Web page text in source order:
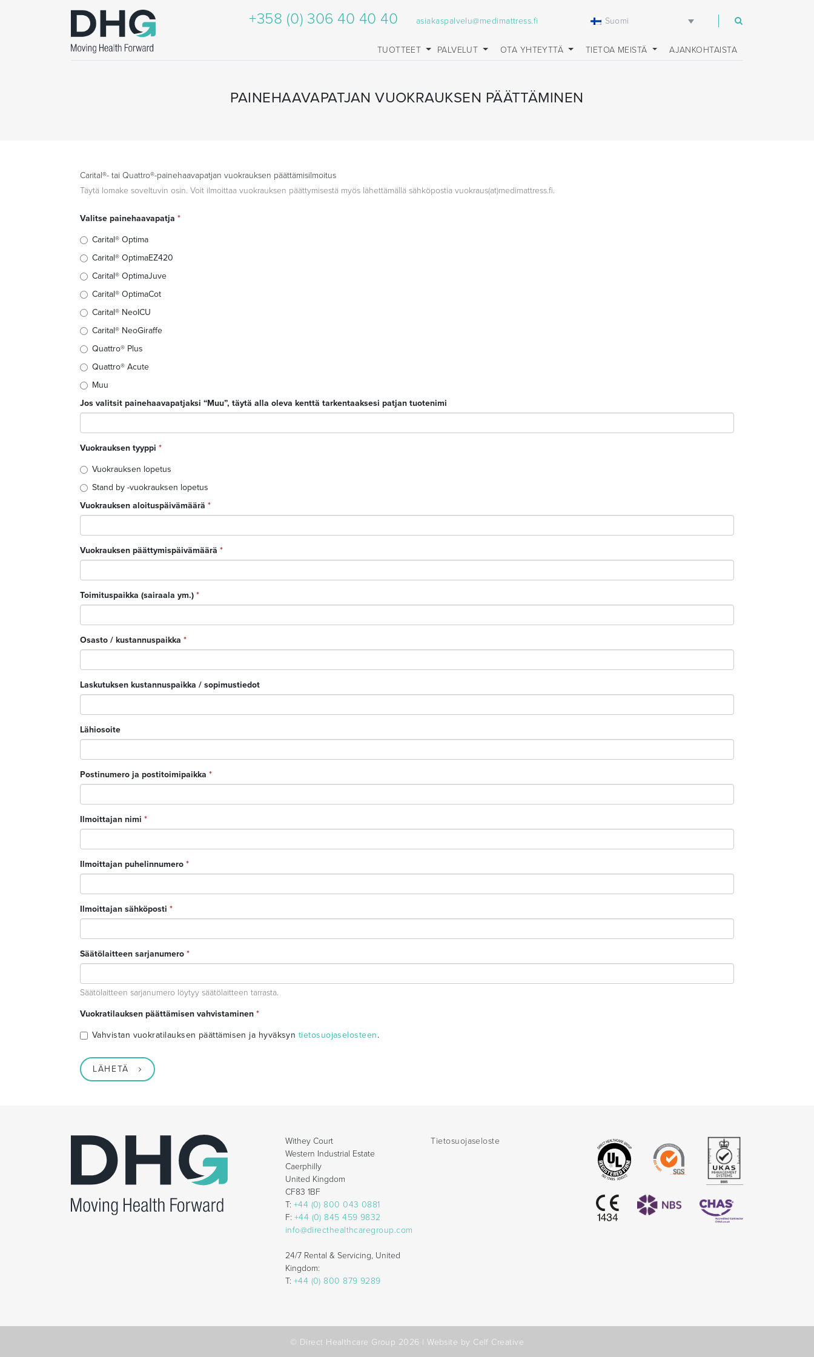
+358 (0) 306 40 40 40 asiakaspalvelu@medimattress.fi Suomi
TUOTTEET PALVELUT OTA YHTEYTTÄ TIETOA MEISTÄ AJANKOHTAISTA
PAINEHAAVAPATJAN VUOKRAUKSEN PÄÄTTÄMINEN
Carital®- tai Quattro®-painehaavapatjan vuokrauksen päättämisilmoitus
Täytä lomake soveltuvin osin. Voit ilmoittaa vuokrauksen päättymisestä myös lähettämällä sähköpostia vuokraus(at)medimattress.fi.
Valitse painehaavapatja *
Carital® Optima
Carital® OptimaEZ420
Carital® OptimaJuve
Carital® OptimaCot
Carital® NeoICU
Carital® NeoGiraffe
Quattro® Plus
Quattro® Acute
Muu
Jos valitsit painehaavapatjaksi “Muu”, täytä alla oleva kenttä tarkentaaksesi patjan tuotenimi
Vuokrauksen tyyppi *
Vuokrauksen lopetus
Stand by -vuokrauksen lopetus
Vuokrauksen aloituspäivämäärä *
Vuokrauksen päättymispäivämäärä *
Toimituspaikka (sairaala ym.) *
Osasto / kustannuspaikka *
Laskutuksen kustannuspaikka / sopimustiedot
Lähiosoite
Postinumero ja postitoimipaikka *
Ilmoittajan nimi *
Ilmoittajan puhelinnumero *
Ilmoittajan sähköposti *
Säätölaitteen sarjanumero *
Säätölaitteen sarjanumero löytyy säätölaitteen tarrasta.
Vuokratilauksen päättämisen vahvistaminen *
Vahvistan vuokratilauksen päättämisen ja hyväksyn tietosuojaselosteen.
LÄHETÄ
Withey Court
Western Industrial Estate
Caerphilly
United Kingdom
CF83 1BF
T: +44 (0) 800 043 0881
F: +44 (0) 845 459 9832
info@directhealthcaregroup.com
24/7 Rental & Servicing, United
Kingdom:
T: +44 (0) 800 879 9289
Tietosuojaseloste
© Direct Healthcare Group 2026 |Website by Celf Creative